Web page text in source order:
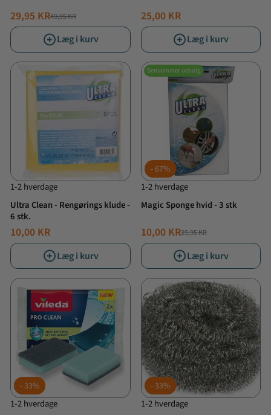
NORMALPRIS
49,95 KR
TILBUDSPRIS
29,95 KR
Læg i kurv
25,00 KR
Læg i kurv
1-2 hverdage
Ultra Clean - Rengørings klude -
6 stk.
10,00 KR
Læg i kurv
Sensommer udsalg
67%
1-2 hverdage
Magic Sponge hvid - 3 stk
NORMALPRIS
29,95 KR
TILBUDSPRIS
10,00 KR
Læg i kurv
33%
1-2 hverdage
33%
1-2 hverdage